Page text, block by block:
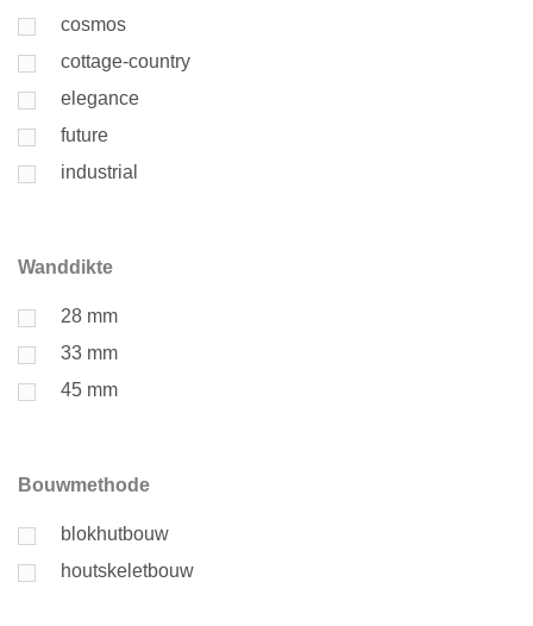
cosmos
cottage-country
elegance
future
industrial
Wanddikte
28 mm
33 mm
45 mm
Bouwmethode
blokhutbouw
houtskeletbouw